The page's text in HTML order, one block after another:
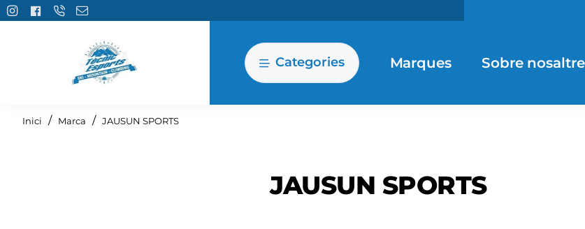
Categories Marques Sobre
Inici homeMarca JAUSUN SPORTS
JAUSUN SPORTS